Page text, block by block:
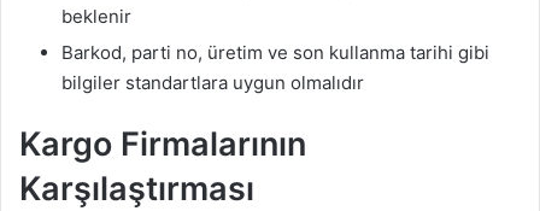
beklenir
Barkod, parti no, üretim ve son kullanma tarihi gibi
bilgiler standartlara uygun olmalıdır
Kargo Firmalarının
Karşılaştırması